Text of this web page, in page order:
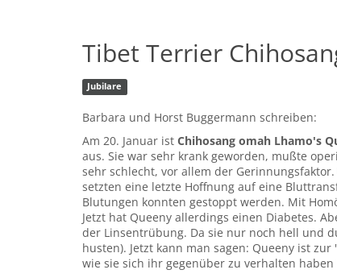
Tibet Terrier
Jubilare
Barbara und Horst Buggermann schreiben:
Am 20. Januar ist Chihosang omah Lhamo's
aus. Sie war sehr krank geworden, mußte
sehr schlecht, vor allem der
setzten eine letzte Hoffnung auf eine
Blutungen konnten gestoppt werden. Mit
Jetzt hat Queeny allerdings einen Diabetes.
der Linsentrübung. Da sie nur noch hell und
husten). Jetzt kann man sagen: Queeny ist
wie sie sich ihr gegenüber zu verhalten